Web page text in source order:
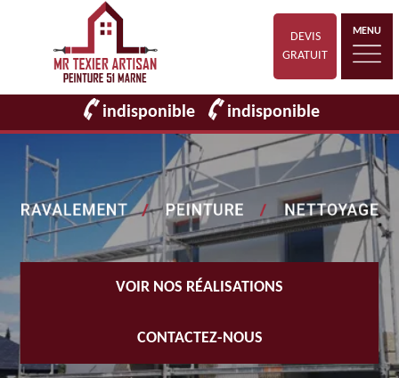
DEVIS
GRATUIT
MENU
indisponible indisponible
VOIR NOS RÉALISATIONS
CONTACTEZ-NOUS